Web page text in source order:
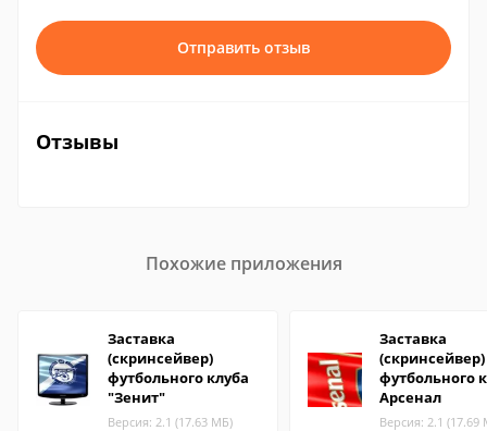
Отправить отзыв
Отзывы
Похожие приложения
Заставка
(скринсейвер)
футбольного клуба
"Зенит"
Версия: 2.1 (17.63 МБ)
Заставка
(скринсейвер)
футбольного
Арсенал
Версия: 2.1 (17.69